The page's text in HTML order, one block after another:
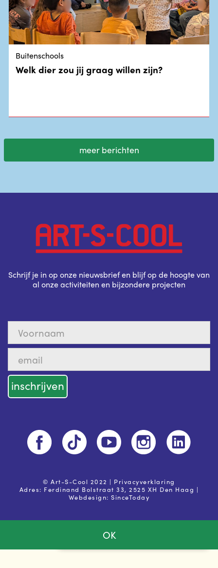
Powered by
privacy voorwaarden
OK
Buitenschools
Welk dier zou jij graag willen zijn?
meer berichten
Schrijf je in op onze nieuwsbrief en blijf op de hoogte van
al onze activiteiten en bijzondere projecten
© Art-S-Cool 2022 | Privacyverklaring
Adres: Ferdinand Bolstraat 33, 2525 XH Den Haag |
Webdesign:SinceToday